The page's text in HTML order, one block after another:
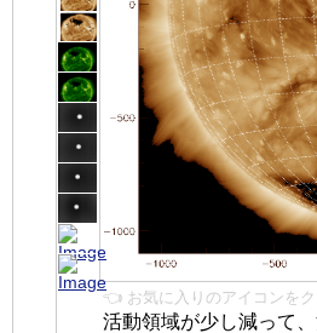
👈 お気に入りのアイコンをク
活動領域が少し減って